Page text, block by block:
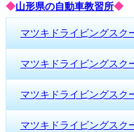
◆山形県の自動車教習所◆
マツキドライビングスク
マツキドライビングスク
マツキドライビングスク
マツキドライビングスク